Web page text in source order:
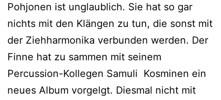
Pohjonen ist unglaublich. Sie hat so gar
nichts mit den Klängen zu tun, die sonst mit
der Ziehharmonika verbunden werden. Der
Finne hat zu sammen mit seinem
Percussion-Kollegen Samuli Kosminen ein
neues Album vorgelgt. Diesmal nicht mit